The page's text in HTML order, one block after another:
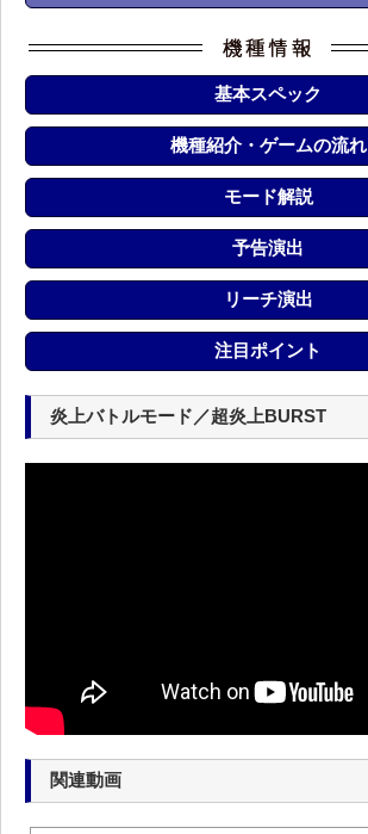
基本スペック
機種紹介・ゲームの流れ
モード解説
予告演出
リーチ演出
注目ポイント
炎上バトルモード／超炎上BURST
関連動画